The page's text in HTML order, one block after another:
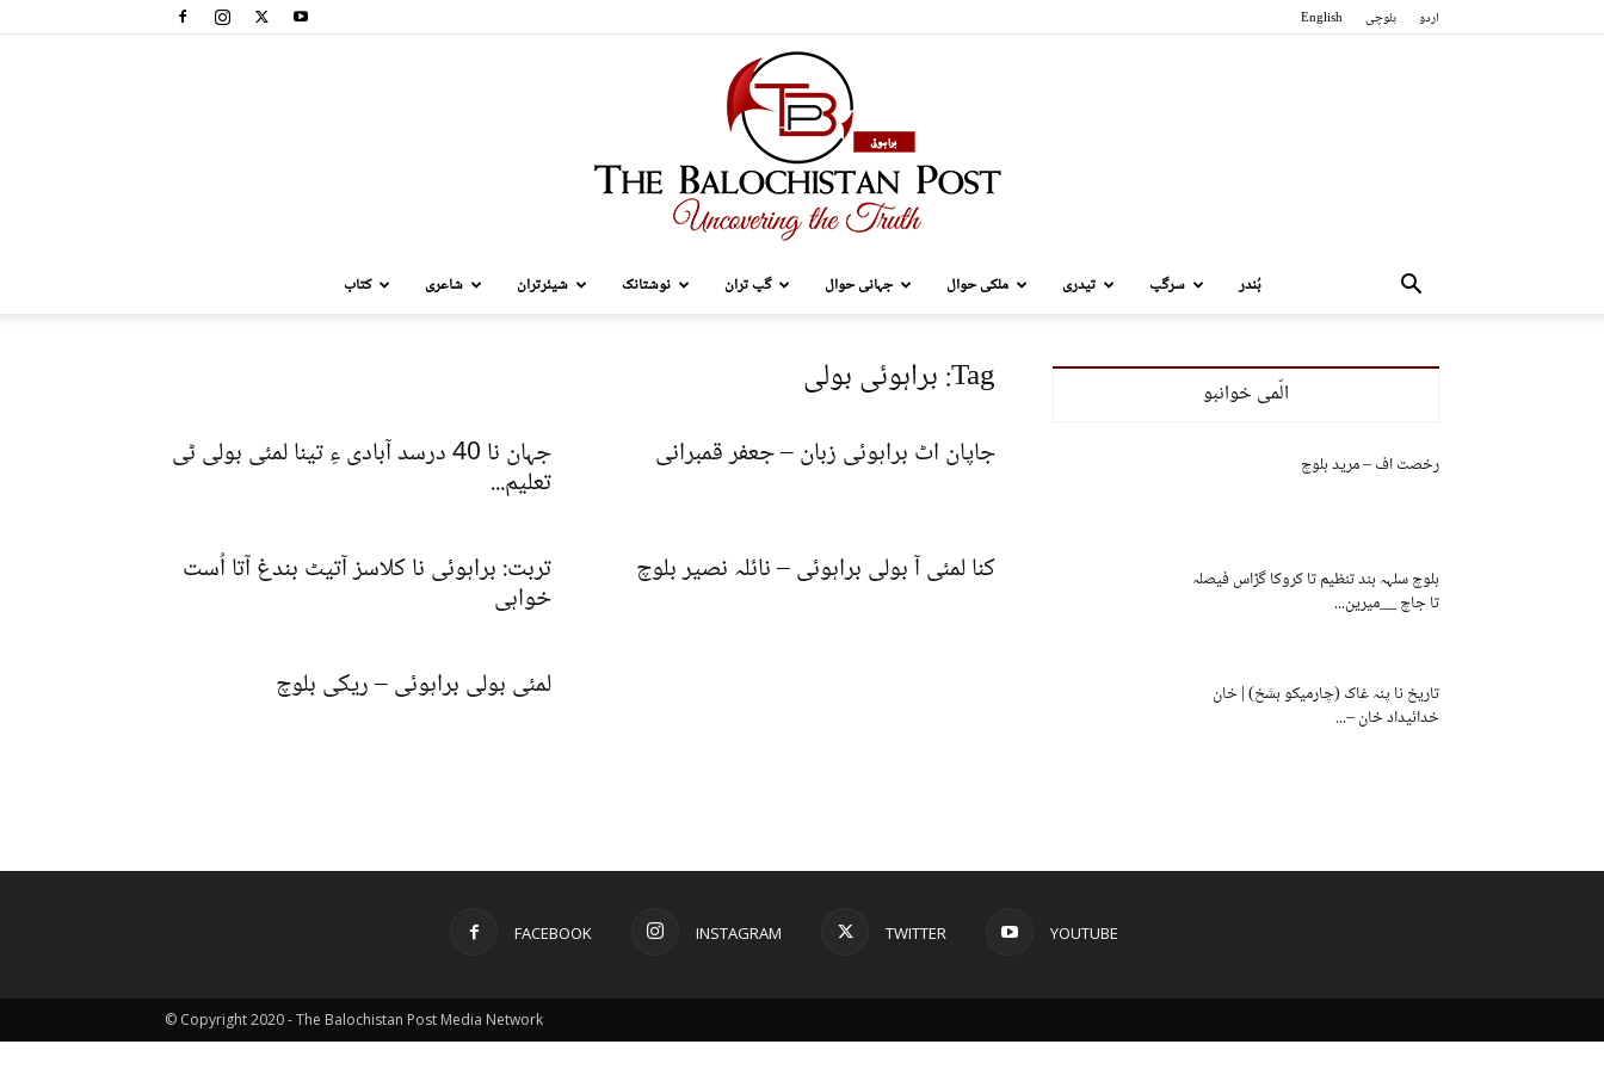
English بلوچی اردو
بُندر سرگپ تیدری ملکی حوال جہانی حوال گپ تران نوشتانک شیئرتران شاعری کتاب
Tag: براہوئی بولی
جہان نا 40 درسد آبادی ءِ تینا لمئی بولی ٹی
تعلیم...
جاپان اٹ براہوئی زبان – جعفر قمبرانی
تربت: براہوئی نا کلاسز آتیٹ بندغ آتا اُست
خواہی
کنا لمئی آ بولی براہوئی – نائلہ نصیر بلوچ
لمئی بولی براہوئی – ریکی بلوچ
الّمی خوانبو
رخصت اف – مرید بلوچ
بلوچ سلہہ بند تنظیم تا کروکا گڑاس فیصلہ
تا جاچ __میرین...
تاریخ نا پنہ غاک (چارمیکو بشخ) | خان
خدائیداد خان –...
FACEBOOK INSTAGRAM TWITTER YOUTUBE
© Copyright 2020 - The Balochistan Post Media Network